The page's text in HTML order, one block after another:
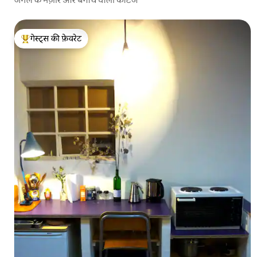
गेस्ट्स का टॉप फ़ेवरेट
गेस्ट्स की फ़ेवरेट